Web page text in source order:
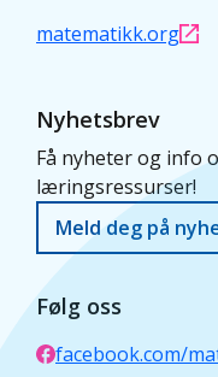
matematikk.org
Nyhetsbrev
Få nyheter og info
læringsressurser!
Meld deg på
Følg oss
facebook.com/